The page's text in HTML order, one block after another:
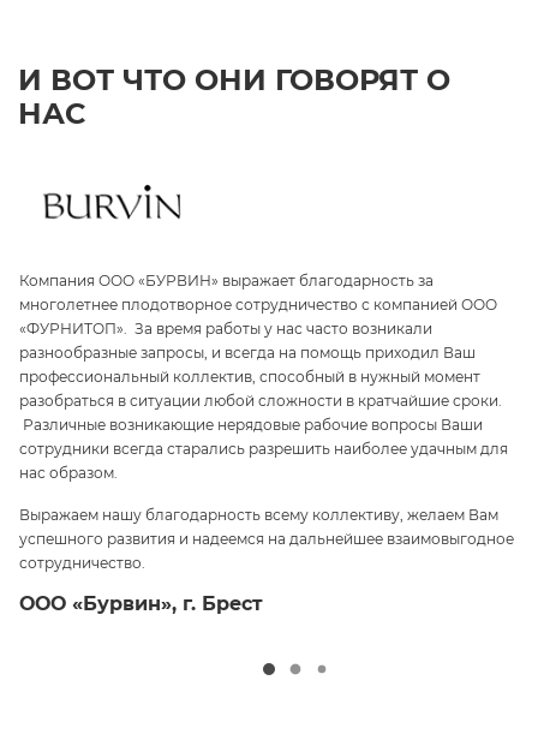
И ВОТ ЧТО ОНИ ГОВОРЯТ О
НАС
Компания ООО «БУРВИН» выражает благодарность за
многолетнее плодотворное сотрудничество с компанией ООО
«ФУРНИТОП». За время работы у нас часто возникали
разнообразные запросы, и всегда на помощь приходил Ваш
профессиональный коллектив, способный в нужный момент
разобраться в ситуации любой сложности в кратчайшие сроки.
Различные возникающие нерядовые рабочие вопросы Ваши
сотрудники всегда старались разрешить наиболее удачным для
нас образом.
Выражаем нашу благодарность всему коллективу, желаем Вам
успешного развития и надеемся на дальнейшее взаимовыгодное
сотрудничество.
ООО «Бурвин», г. Брест